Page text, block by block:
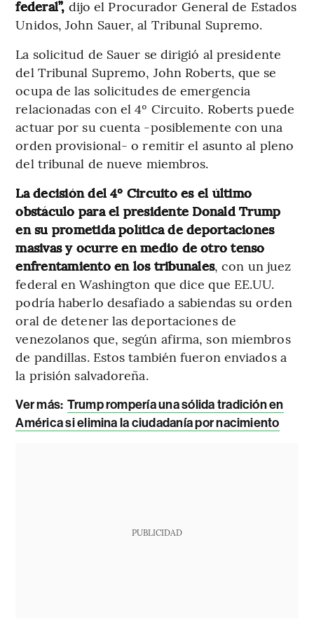
federal”, dijo el Procurador General de Estados
Unidos, John Sauer, al Tribunal Supremo.
La solicitud de Sauer se dirigió al presidente
del Tribunal Supremo, John Roberts, que se
ocupa de las solicitudes de emergencia
relacionadas con el 4º Circuito. Roberts puede
actuar por su cuenta -posiblemente con una
orden provisional- o remitir el asunto al pleno
del tribunal de nueve miembros.
La decisión del 4º Circuito es el último
obstáculo para el presidente Donald Trump
en su prometida política de deportaciones
masivas y ocurre en medio de otro tenso
enfrentamiento en los tribunales, con un juez
federal en Washington que dice que EE.UU.
podría haberlo desafiado a sabiendas su orden
oral de detener las deportaciones de
venezolanos que, según afirma, son miembros
de pandillas. Estos también fueron enviados a
la prisión salvadoreña.
Ver más: Trump rompería una sólida tradición en
América si elimina la ciudadanía por nacimiento
PUBLICIDAD